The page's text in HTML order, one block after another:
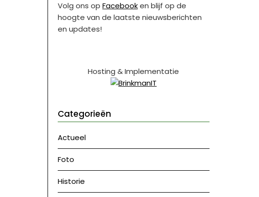
Volg ons op Facebooken blijf op de
hoogte van de laatste nieuwsberichten
en updates!
Hosting & Implementatie
Categorieën
Actueel
Foto
Historie